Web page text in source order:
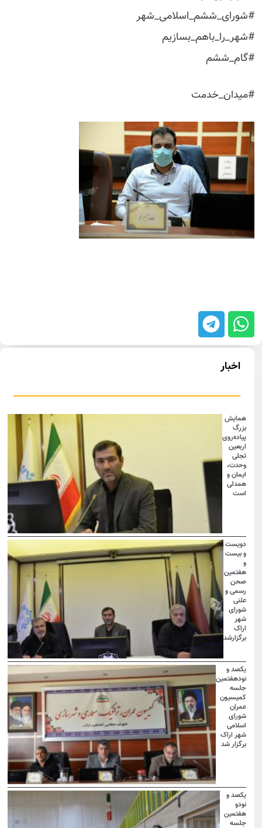
#شورای_ششم_اسلامی_شهر
#شهر_را_باهم_بسازیم
#گام_ششم
#میدان_خدمت
اخبار
همایش
بزرگ
پیاده‌روی
اربعین
تجلی
وحدت،
ایمان و
همدلی
است
دویست
و بیست
هفتمین
صحن
رسمی و
علنی
شورای
شهر
اراک
برگزارشد
یکصد و
نودهفتمین
جلسه
کمیسیون
عمران
شورای
اسلامی
شهر اراک
برگزار شد
یکصد و
نودو
هفتمین
جلسه